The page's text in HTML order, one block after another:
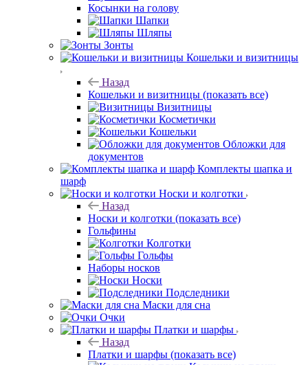
Косынки на голову
Шапки
Шляпы
Зонты
Кошельки и визитницы
Назад
Кошельки и визитницы (показать все)
Визитницы
Косметички
Кошельки
Обложки для
документов
Комплекты шапка и
шарф
Носки и колготки
Назад
Носки и колготки (показать все)
Гольфины
Колготки
Гольфы
Наборы носков
Носки
Подследники
Маски для сна
Очки
Платки и шарфы
Назад
Платки и шарфы (показать все)